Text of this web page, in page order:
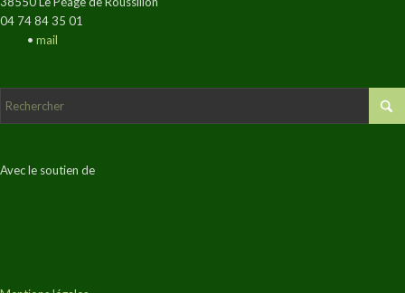
04 74 84 35 01
• mail
Avec le soutien de